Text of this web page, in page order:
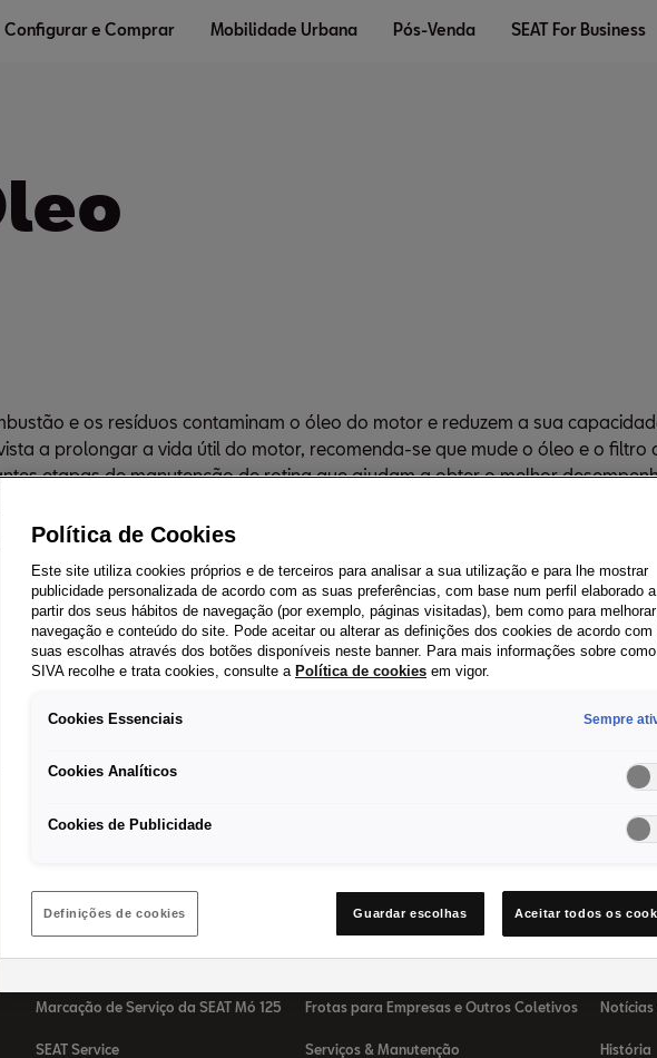
Configurar e Comprar Mobilidade Urbana Pós-Venda SEAT For Business
e os resíduos contaminam o óleo do motor e reduzem a sua
a prolongar a vida útil do motor, recomenda-se que mude o óleo e o
etapas de manutenção de rotina que ajudam a obter o melhor
e ajudam a manter o motor limpo.
alta capacidade de absorção de impurezas, alta resistência a alta
Ofertas SEAT Consigo
Marcação de Serviço da SEAT Mó 125
SEAT Service
SEAT for Business
Frotas para Empresas e Outros Coletivos
Serviços & Manutenção
Moving
Notícias
História
Política de Cookies
Este site utiliza cookies próprios e de terceiros para analisar a sua utilização e para lhe mostrar
publicidade personalizada de acordo com as suas preferências, com base num perfil elaborado a
partir dos seus hábitos de navegação (por exemplo, páginas visitadas), bem como para
navegação e conteúdo do site. Pode aceitar ou alterar as definições dos cookies de acordo com
suas escolhas através dos botões disponíveis neste banner. Para mais informações sobre
SIVA recolhe e trata cookies, consulte a Política de cookies em vigor.
Cookies Essenciais Sempre
Cookies Analíticos
Cookies de Publicidade
Definições de cookies Guardar escolhas Aceitar todos os